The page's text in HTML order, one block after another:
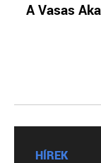
A Vasas
HÍREK